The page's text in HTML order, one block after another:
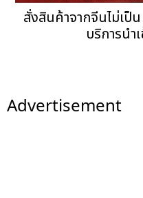
สั่งสินค้าจากจีนไม่เป็
บริการนำ
Advertisement